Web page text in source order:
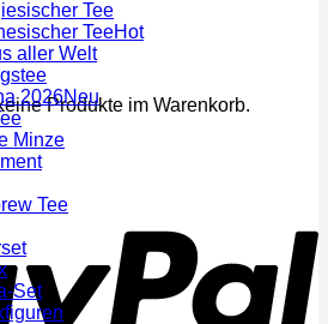
Produkte im Warenkorb.
Tee
Tee
aller Welt
2026
Minze
Tee
Set